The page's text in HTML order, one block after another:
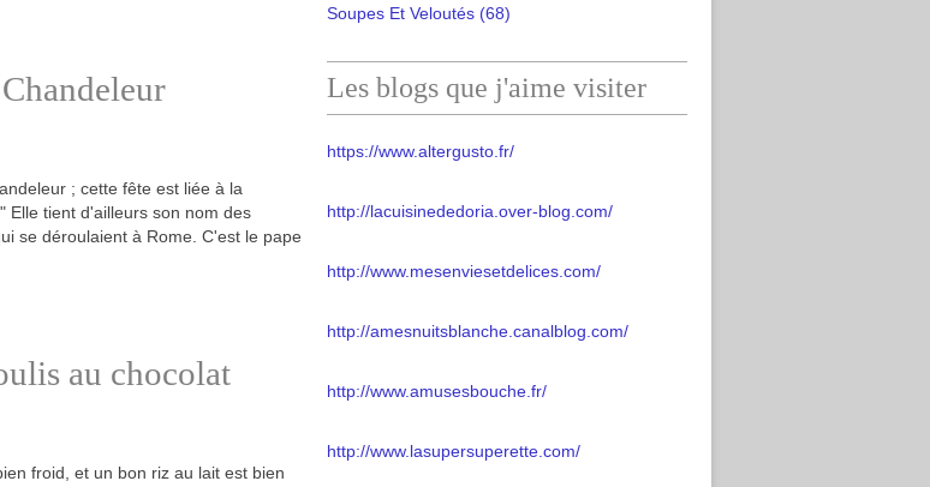
; cette fête est liée à la
Elle tient d'ailleurs son nom des
se déroulaient à Rome. C'est le pape
au chocolat
froid, et un bon riz au lait est bien
Soupes Et Veloutés (68)
Les blogs que j'aime visiter
https://www.altergusto.fr/
http://lacuisinededoria.over-blog.com/
http://www.mesenviesetdelices.com/
http://amesnuitsblanche.canalblog.com/
http://www.amusesbouche.fr/
http://www.lasupersuperette.com/